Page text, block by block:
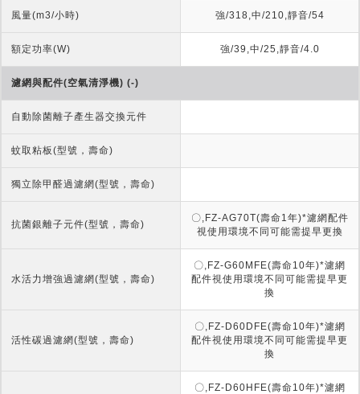
風量(m3/小時) 強/318,中/210,靜音/54
額定功率(W) 強/39,中/25,靜音/4.0
濾網與配件(空氣清淨機) (-)
自動除菌離子產生器交換元件
蚊取粘板(型號，壽命)
獨立除甲醛過濾網(型號，壽命)
抗菌銀離子元件(型號，壽命)
〇,FZ-AG70T(壽命1年)*濾網配件
視使用環境不同可能需提早更換
水活力增強過濾網(型號，壽命)
〇,FZ-G60MFE(壽命10年)*濾網
配件視使用環境不同可能需提早更
換
活性碳過濾網(型號，壽命)
〇,FZ-D60DFE(壽命10年)*濾網
配件視使用環境不同可能需提早更
換
〇,FZ-D60HFE(壽命10年)*濾網